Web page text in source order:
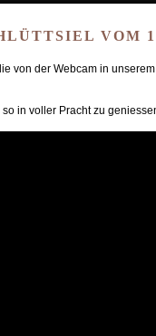
VOM
von der Webcam in
in voller Pracht zu